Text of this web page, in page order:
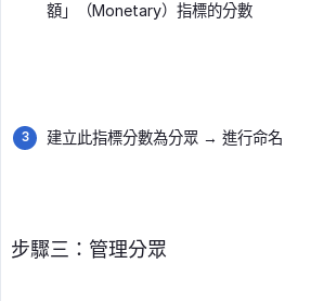
額」（Monetary）指標的分數
建立此指標分數為分眾 → 進行命名
步驟三：管理分眾